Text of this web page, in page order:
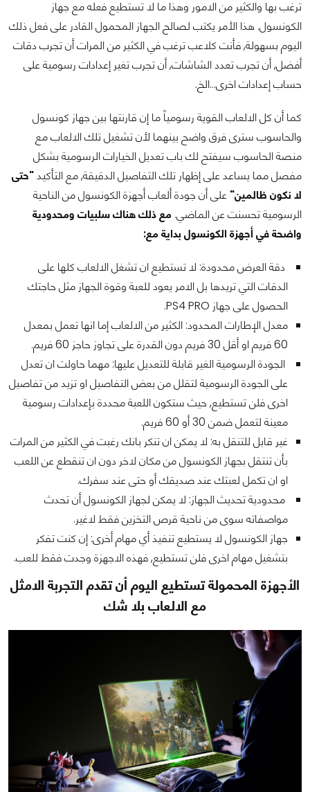
ترغب بها والكثير من الامور وهذا ما لا تستطيع فعله مع جهاز
الكونسول. هذا الأمر يكتب لصالح الجهاز المحمول القادر على فعل ذلك
اليوم بسهولة, فأنت كلاعب ترغب في الكثير من المرات أن تجرب دقات
أفضل, أن تجرب تعدد الشاشات, أن تجرب تغير إعدادات رسومية على
حساب إعدادات اخرى...الخ.
كما أن كل الالعاب القوية رسومياً ما إن قارنتها بين جهاز كونسول
والحاسوب سترى فرق واضح بينهما لأن تشغيل تلك الالعاب مع
منصة الحاسوب سيفتح لك باب تعديل الخيارات الرسومية بشكل
مفصل مما يساعد على إظهار تلك التفاصيل الدقيقة, مع التأكيد"حتى
لا نكون ظالمين" على أن جودة ألعاب أجهزة الكونسول من الناحية
الرسومية تحسنت عن الماضي. مع ذلك هناك سلبيات ومحدودية
واضحة في أجهزة الكونسول بداية مع:
دقة العرض محدودة: لا تستطيع ان تشغل الالعاب كلها على
الدقات التي تريدها بل الامر يعود للعبة وقوة الجهاز مثل حاجتك
الحصول على جهاز PS4 PRO.
معدل الإطارات المحدود: الكثير من الالعاب إما انها تعمل بمعدل
60 فريم او أقل 30 فريم دون القدرة على تجاوز حاجز 60 فريم.
الجودة الرسومية الغير قابلة للتعديل عليها: مهما حاولت ان تعدل
على الجودة الرسومية لتقلل من بعض التفاصيل او تزيد من تفاصيل
اخرى فلن تستطيع, حيث ستكون اللعبة محددة بإعدادات رسومية
معينة لتعمل ضمن 30 أو 60 فريم.
غير قابل للتنقل به: لا يمكن ان تنكر بانك رغبت في الكثير من المرات
بأن تنتقل بجهاز الكونسول من مكان لاخر دون ان تنقطع عن اللعب
او ان تكمل لعبتك عند صديقك أو حتى عند سفرك.
محدودية تحديث الجهاز: لا يمكن لجهاز الكونسول أن تحدث
مواصفاته سوى من ناحية قرص التخزين فقط لاغير.
جهاز الكونسول لا يستطيع تنفيذ أي مهام أخرى: إن كنت تفكر
بتشغيل مهام اخرى فلن تستطيع, فهذه الاجهزة وجدت فقط للعب.
الأجهزة المحمولة تستطيع اليوم أن تقدم التجربة الامثل
مع الالعاب بلا شك